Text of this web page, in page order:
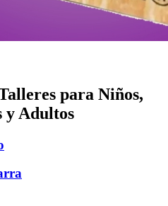
para Niños,
y Adultos